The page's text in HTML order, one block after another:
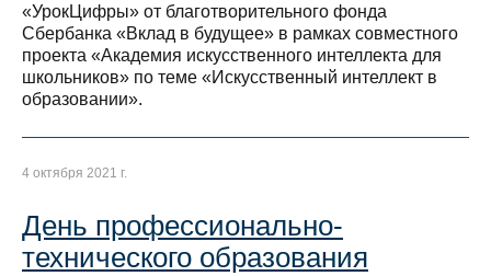
«УрокЦифры» от благотворительного фонда
Сбербанка «Вклад в будущее» в рамках совместного
проекта «Академия искусственного интеллекта для
школьников» по теме «Искусственный интеллект в
образовании».
4 октября 2021 г.
День профессионально-
технического образования